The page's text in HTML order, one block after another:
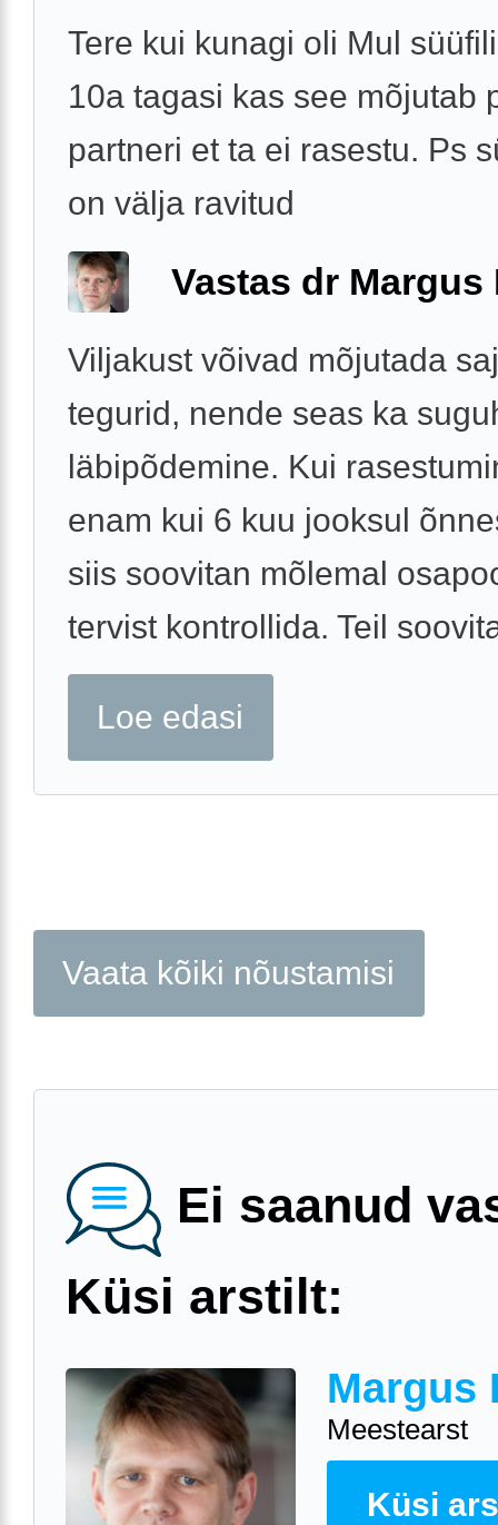
Tere kui kunagi oli Mul
10a tagasi kas see mõjutab
partneri et ta ei rasestu. Ps
on välja ravitud
Vastas dr Margus
Viljakust võivad mõjutada
tegurid, nende seas ka
läbipõdemine. Kui
enam kui 6 kuu jooksul
siis soovitan mõlemal
tervist kontrollida. Teil
Loe edasi
Vaata kõiki nõustamisi
Ei saanud
Küsi arstilt:
Margus
Meestearst
Küsi